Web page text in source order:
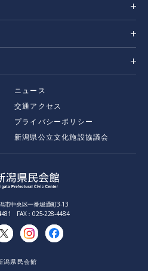
ニュース
交通アクセス
プライバシーポリシー
新潟県公立文化施設協議会
市中央区一番堀通町3-13
FAX：025-228-4484
潟県民会館